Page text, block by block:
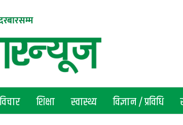
विचार शिक्षा स्वास्थ्य विज्ञान / प्रविधि